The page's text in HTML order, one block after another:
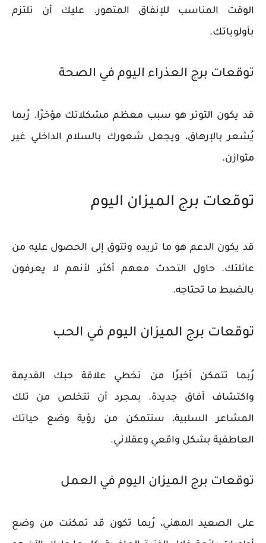
الوقت المناسب للإنفاق المتهور. عليك أن تلتزم
بأولوياتك.
توقعات برج العذراء اليوم في الصحة
قد يكون ​​التوتر هو سبب معظم مشكلاتك مؤخرًا. رُبما
يُشعر بالإرهاق، ويجعل شعورك بالسلام الداخلي غير
متوازن.
توقعات برج الميزان اليوم
قد يكون الدعم هو ما تريده وتتوق إلى الحصول عليه من
عائلتك. حاول التحدث معهم أكثر، لأنهم لا يعرفون
بالضبط ما تحتاجه.
توقعات برج الميزان اليوم في الحب
رُبما تتمكن أخيرًا من تخطي علاقة حبك القديمة
واكتشاف آفاق جديدة. بمجرد أن تتخلص من تلك
المشاعر السلبية، ستتمكن من رؤية وضع حياتك
العاطفية بشكل واقعي وعقلاني.
توقعات برج الميزان اليوم في العمل
على الصعيد المهني، رُبما تكون قد تمكنت من وضع